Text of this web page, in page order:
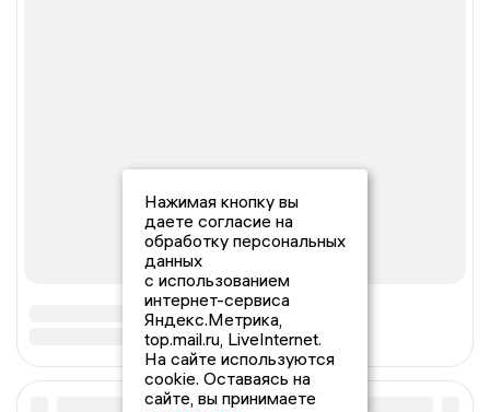
Нажимая кнопку вы
даете согласие на
обработку персональных
данных
с использованием
интернет-сервиса
Яндекс.Метрика,
top.mail.ru, LiveInternet.
На сайте используются
cookie. Оставаясь на
сайте, вы принимаете